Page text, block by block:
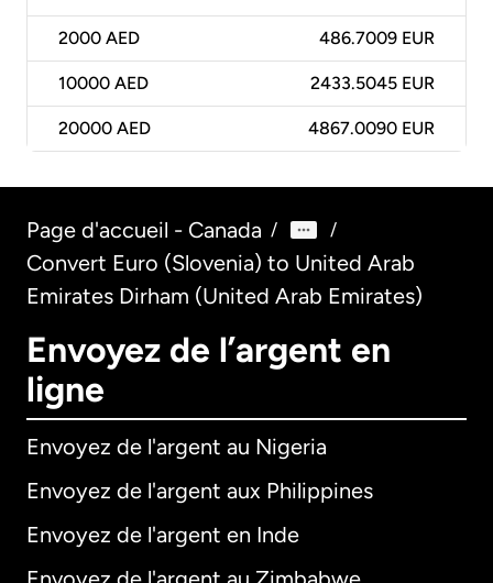
2000 AED 486.7009 EUR
10000 AED 2433.5045 EUR
20000 AED 4867.0090 EUR
Page d'accueil - Canada / /
Convert Euro (Slovenia) to United Arab
Emirates Dirham (United Arab Emirates)
Envoyez de l’argent en
ligne
Envoyez de l'argent au Nigeria
Envoyez de l'argent aux Philippines
Envoyez de l'argent en Inde